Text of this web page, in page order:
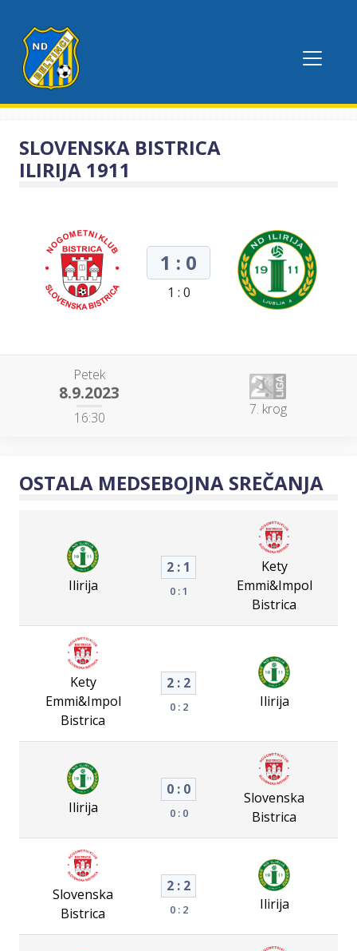
SLOVENSKA BISTRICA
ILIRIJA 1911
1 : 0
1 : 0
Petek
8.9.2023
16:30 7. krog
OSTALA MEDSEBOJNA SREČANJA
Ilirija
2 : 1
0 : 1
Kety
Emmi&Impol
Bistrica
Kety
Emmi&Impol
Bistrica
2 : 2
0 : 2 Ilirija
Ilirija
0 : 0
0 : 0
Slovenska
Bistrica
Slovenska
Bistrica
2 : 2
0 : 2 Ilirija